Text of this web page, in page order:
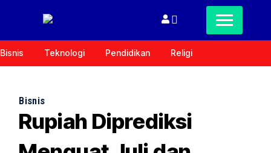
Bisnis Teknologi Pendidikan Religi
Bisnis
Rupiah Diprediksi